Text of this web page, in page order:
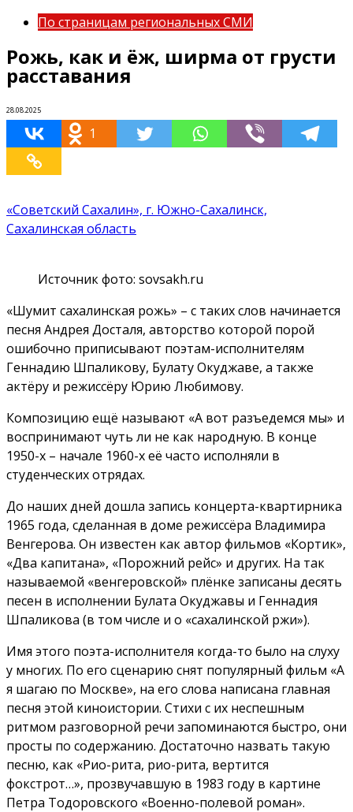
По страницам региональных СМИ
Рожь, как и ёж, ширма от грусти
расставания
28.08.2025
1
«Советский Сахалин», г. Южно-Сахалинск,
Сахалинская область
Источник фото: sovsakh.ru
«Шумит сахалинская рожь» – с таких слов начинается
песня Андрея Досталя, авторство которой порой
ошибочно приписывают поэтам-исполнителям
Геннадию Шпаликову, Булату Окуджаве, а также
актёру и режиссёру Юрию Любимову.
Композицию ещё называют «А вот разъедемся мы» и
воспринимают чуть ли не как народную. В конце
1950-х – начале 1960-х её часто исполняли в
студенческих отрядах.
До наших дней дошла запись концерта-квартирника
1965 года, сделанная в доме режиссёра Владимира
Венгерова. Он известен как автор фильмов «Кортик»,
«Два капитана», «Порожний рейс» и других. На так
называемой «венгеровской» плёнке записаны десять
песен в исполнении Булата Окуджавы и Геннадия
Шпаликова (в том числе и о «сахалинской ржи»).
Имя этого поэта-исполнителя когда-то было на слуху
у многих. По его сценарию снят популярный фильм «А
я шагаю по Москве», на его слова написана главная
песня этой киноистории. Стихи с их неспешным
ритмом разговорной речи запоминаются быстро, они
просты по содержанию. Достаточно назвать такую
песню, как «Рио-рита, рио-рита, вертится
фокстрот…», прозвучавшую в 1983 году в картине
Петра Тодоровского «Военно-полевой роман».